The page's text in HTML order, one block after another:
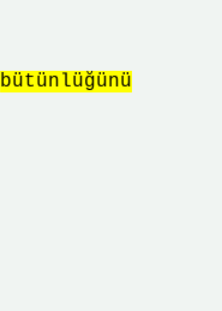
bütünlüğünü